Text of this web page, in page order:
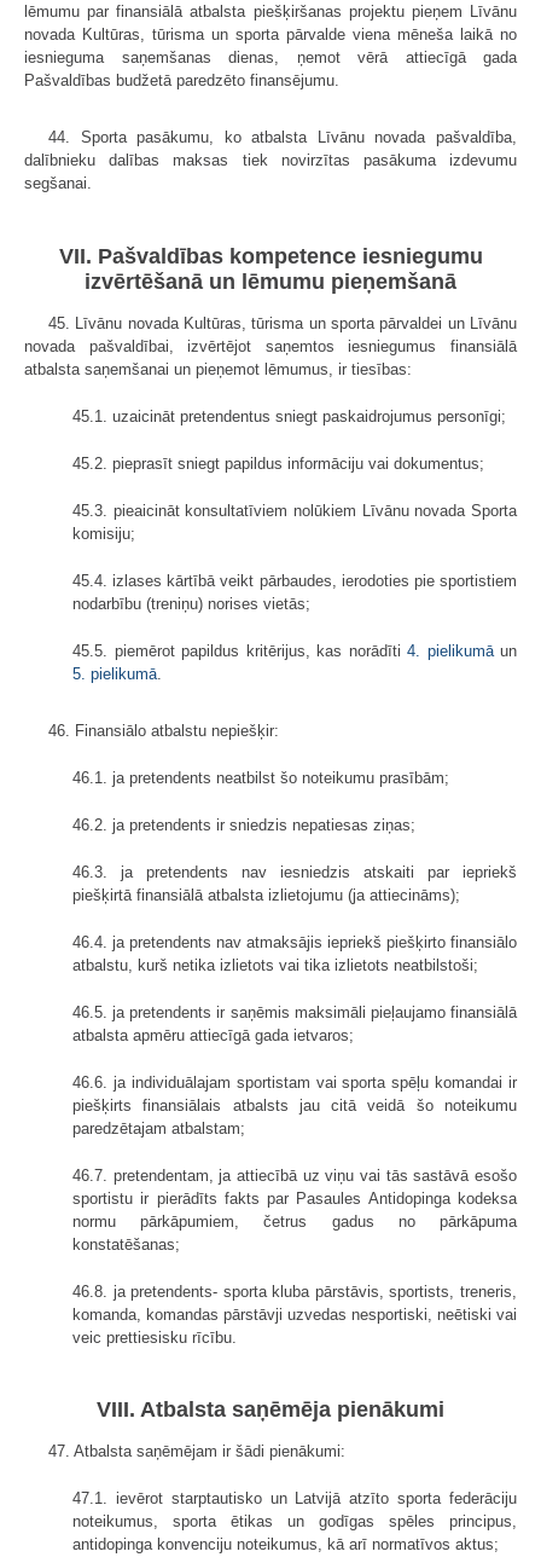
lēmumu par finansiālā atbalsta piešķiršanas projektu pieņem Līvānu
novada Kultūras, tūrisma un sporta pārvalde viena mēneša laikā no
iesnieguma saņemšanas dienas, ņemot vērā attiecīgā gada
Pašvaldības budžetā paredzēto finansējumu.
44. Sporta pasākumu, ko atbalsta Līvānu novada pašvaldība,
dalībnieku dalības maksas tiek novirzītas pasākuma izdevumu
segšanai.
VII. Pašvaldības kompetence iesniegumu
izvērtēšanā un lēmumu pieņemšanā
45. Līvānu novada Kultūras, tūrisma un sporta pārvaldei un Līvānu
novada pašvaldībai, izvērtējot saņemtos iesniegumus finansiālā
atbalsta saņemšanai un pieņemot lēmumus, ir tiesības:
45.1. uzaicināt pretendentus sniegt paskaidrojumus personīgi;
45.2. pieprasīt sniegt papildus informāciju vai dokumentus;
45.3. pieaicināt konsultatīviem nolūkiem Līvānu novada Sporta
komisiju;
45.4. izlases kārtībā veikt pārbaudes, ierodoties pie sportistiem
nodarbību (treniņu) norises vietās;
45.5. piemērot papildus kritērijus, kas norādīti 4. pielikumāun
5. pielikumā
46. Finansiālo atbalstu nepiešķir:
46.1. ja pretendents neatbilst šo noteikumu prasībām;
46.2. ja pretendents ir sniedzis nepatiesas ziņas;
46.3. ja pretendents nav iesniedzis atskaiti par iepriekš
piešķirtā finansiālā atbalsta izlietojumu (ja attiecināms);
46.4. ja pretendents nav atmaksājis iepriekš piešķirto finansiālo
atbalstu, kurš netika izlietots vai tika izlietots neatbilstoši;
46.5. ja pretendents ir saņēmis maksimāli pieļaujamo finansiālā
atbalsta apmēru attiecīgā gada ietvaros;
46.6. ja individuālajam sportistam vai sporta spēļu komandai ir
piešķirts finansiālais atbalsts jau citā veidā šo noteikumu
paredzētajam atbalstam;
46.7. pretendentam, ja attiecībā uz viņu vai tās sastāvā esošo
sportistu ir pierādīts fakts par Pasaules Antidopinga kodeksa
normu pārkāpumiem, četrus gadus no pārkāpuma
konstatēšanas;
46.8. ja pretendents- sporta kluba pārstāvis, sportists, treneris,
komanda, komandas pārstāvji uzvedas nesportiski, neētiski vai
veic prettiesisku rīcību.
VIII. Atbalsta saņēmēja pienākumi
47. Atbalsta saņēmējam ir šādi pienākumi:
47.1. ievērot starptautisko un Latvijā atzīto sporta federāciju
noteikumus, sporta ētikas un godīgas spēles principus,
antidopinga konvenciju noteikumus, kā arī normatīvos aktus;